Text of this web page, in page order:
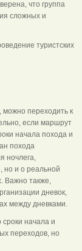
что группа
сложных и
туристских
можно переходить к
если маршрут
начала похода и
похода
ночлега,
но и о реальной
Важно также,
дневок,
между дневками.
начала и
переходов, но